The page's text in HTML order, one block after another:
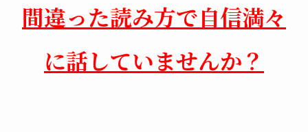
間違った読み方で自信満々
に話していませんか？